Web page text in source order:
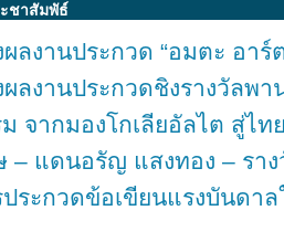
ชาสัมพัธ์
ลงานประกวด “อมตะ อาร์
ลงานประกวดชิงรางวัลพ
จากมองโกเลียอัลไต สู่ไท
– แดนอรัญ แสงทอง – ราง
ประกวดข้อเขียนแรงบันดา